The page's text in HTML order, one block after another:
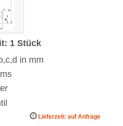
1 Stück
in mm
Lieferzeit: auf Anfrage